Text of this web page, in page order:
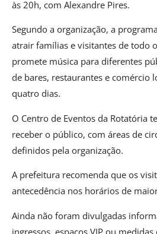
às 20h, com Alexandre Pires.
Segundo a organização, a
atrair famílias e visitantes de todo
promete música para diferentes
de bares, restaurantes e comércio
quatro dias.
O Centro de Eventos da Rotatória
receber o público, com áreas de
definidos pela organização.
A prefeitura recomenda que os
antecedência nos horários de
Ainda não foram divulgadas
ingressos, espaços VIP ou medidas